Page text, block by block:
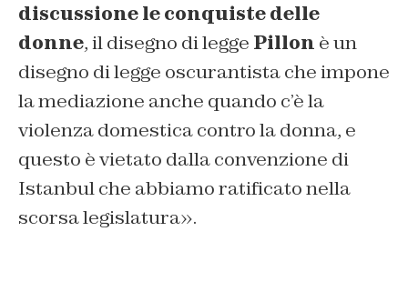
discussione le conquiste delle
donne, il disegno di legge Pillon è un
disegno di legge oscurantista che impone
la mediazione anche quando c’è la
violenza domestica contro la donna, e
questo è vietato dalla convenzione di
Istanbul che abbiamo ratificato nella
scorsa legislatura».